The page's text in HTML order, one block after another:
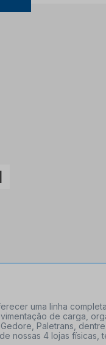
uma linha
de carga,
Paletrans,
nossas 4 lojas físicas,